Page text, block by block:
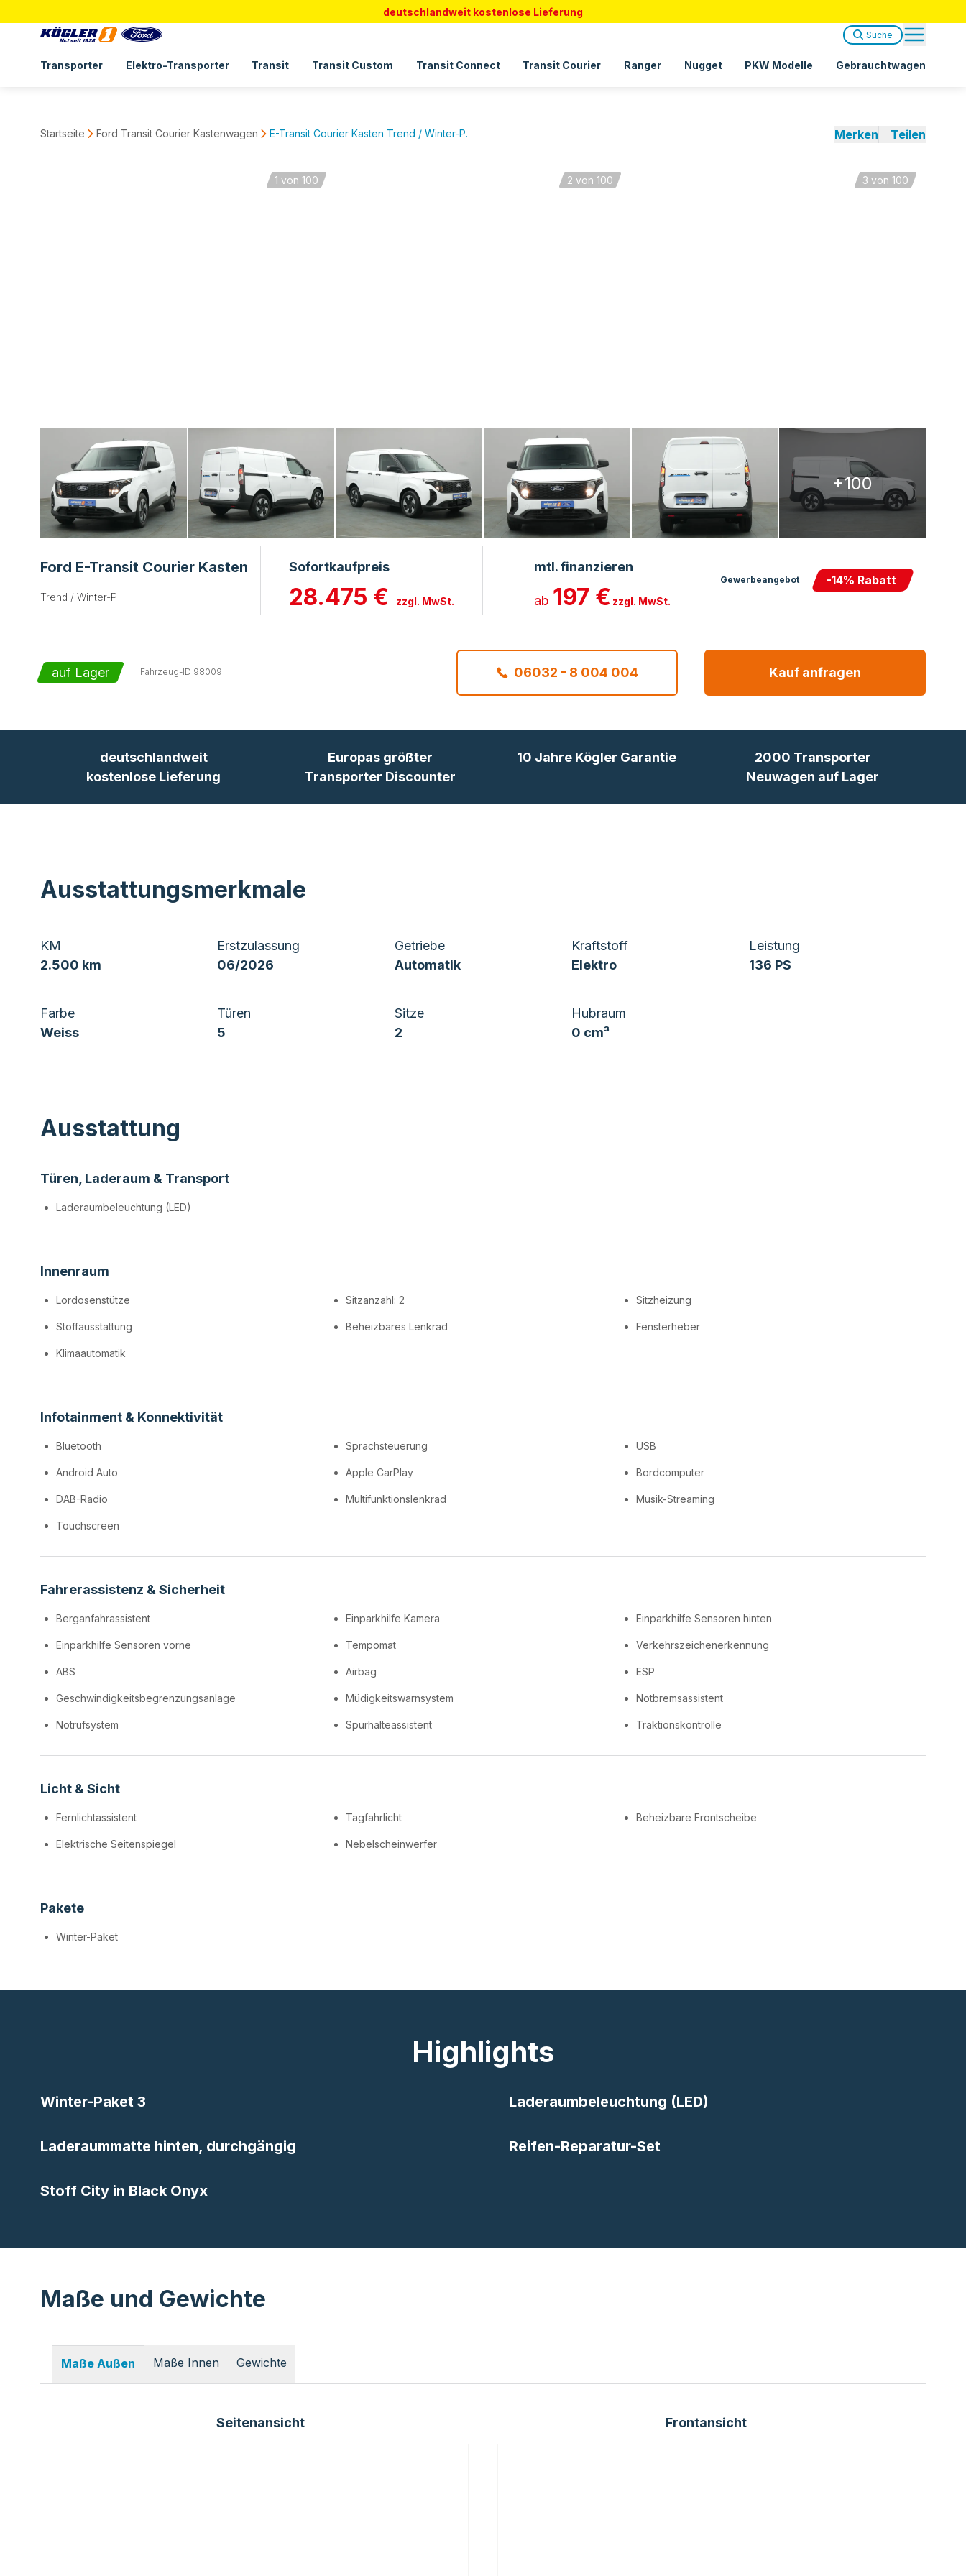
deutschlandweit kostenlose Lieferung
Transporter Elektro-Transporter Transit Transit Custom Transit Connect Transit Courier Ranger Nugget PKW Modelle Gebrauchtwagen
Suche
Startseite Ford Transit Courier Kastenwagen E-Transit Courier Kasten Trend / Winter-P. Merken Teilen
2 von 100
1 von 100 3 von 100
+100
Ford E-Transit Courier Kasten
Trend / Winter-P
Sofortkaufpreis
28.475 € zzgl. MwSt.
mtl. finanzieren
ab 197 € zzgl. MwSt.
Gewerbeangebot -14% Rabatt
auf Lager Fahrzeug-ID 98009 06032 - 8 004 004 Kauf anfragen
deutschlandweit
kostenlose Lieferung
Europas größter
Transporter Discounter
10 Jahre Kögler Garantie
2000 Transporter
Neuwagen auf Lager
Ausstattungsmerkmale
KM
2.500 km
Erstzulassung
06/2026
Getriebe
Automatik
Kraftstoff
Elektro
Leistung
136 PS
Farbe
Weiss
Türen
5
Sitze
2
Hubraum
0 cm³
Ausstattung
Türen, Laderaum & Transport
Laderaumbeleuchtung (LED)
Innenraum
Lordosenstütze Sitzanzahl: 2 Sitzheizung
Stoffausstattung Beheizbares Lenkrad Fensterheber
Klimaautomatik
Infotainment & Konnektivität
Bluetooth Sprachsteuerung USB
Android Auto Apple CarPlay Bordcomputer
DAB-Radio Multifunktionslenkrad Musik-Streaming
Touchscreen
Fahrerassistenz & Sicherheit
Berganfahrassistent Einparkhilfe Kamera Einparkhilfe Sensoren hinten
Einparkhilfe Sensoren vorne Tempomat Verkehrszeichenerkennung
ABS Airbag ESP
Geschwindigkeitsbegrenzungsanlage Müdigkeitswarnsystem Notbremsassistent
Notrufsystem Spurhalteassistent Traktionskontrolle
Licht & Sicht
Fernlichtassistent Tagfahrlicht Beheizbare Frontscheibe
Elektrische Seitenspiegel Nebelscheinwerfer
Pakete
Winter-Paket
Highlights
Winter-Paket 3 Laderaumbeleuchtung (LED)
Laderaummatte hinten, durchgängig Reifen-Reparatur-Set
Stoff City in Black Onyx
Maße und Gewichte
Maße Außen Maße Innen Gewichte
Seitenansicht Frontansicht